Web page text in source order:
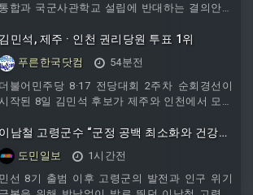
은 폭염에 장시간 노출되기 쉬운 보행자들이 이
있도록 마련됐다. 특히 주민들이 무더위쉼터 등
특정 시설을 찾아가지 않아도 평소 오가는 생활
선
통합과 국군사관학교 설립에 반대하는 결의안을
최형두(창원
김민석, 제주 · 인천 권리당원 투표 1위
푸른한국닷컴
54분전
더불어민주당 8·17 전당대회 2주차 순회경선이
작된 8일 김민석 후보가 제주와 인천에서 모두
[서...
이남철 고령군수 “군정 공백 최소화와 건강
회복 기원” 목소리 높아
도민일보
1시간전
민선 8기 출범 이후 고령군의 발전과 인구 위기